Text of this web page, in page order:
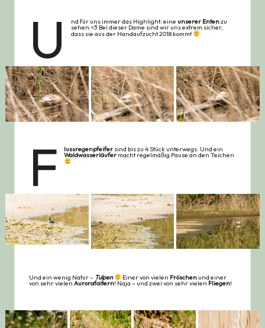
U nd für uns immer das Highlight: eine unserer Entenzu
sehen <3 Bei dieser Dame sind wir uns extrem sicher,
dass sie aus der Handaufzucht 2018 kommt
F lussregenpfeifersind bis zu 4 Stück unterwegs. Und ein
Waldwasserläufermacht regelmäßig Pause an den Teichen
Und ein wenig Natur – Tulpen Einer von vielen Fröschen und einer
von sehr vielen Aurorafaltern! Naja – und zwei von sehr vielen Fliegen!